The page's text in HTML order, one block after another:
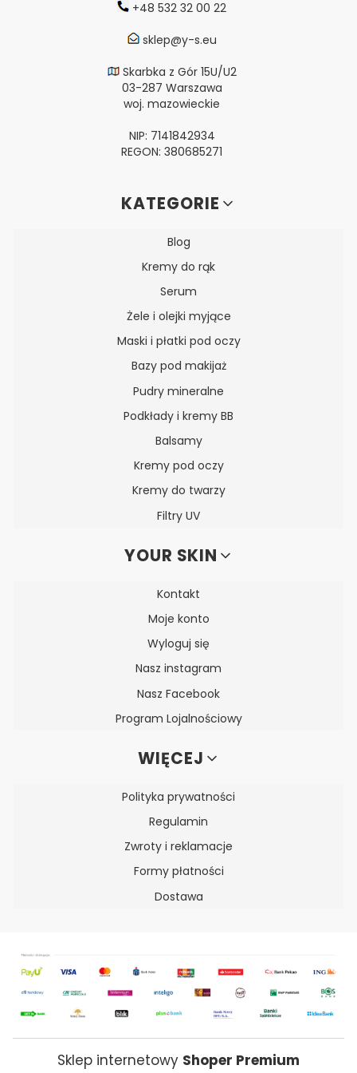
+48 532 32 00 22
sklep@y-s.eu
Skarbka z Gór 15U/U2
03-287 Warszawa
woj. mazowieckie
NIP: 7141842934
REGON: 380685271
Linki w stopceKATEGORIE
Blog
Kremy do rąk
Serum
Żele i olejki myjące
Maski i płatki pod oczy
Bazy pod makijaż
Pudry mineralne
Podkłady i kremy BB
Balsamy
Kremy pod oczy
Kremy do twarzy
Filtry UV
YOUR SKIN
Kontakt
Moje konto
Wyloguj się
Nasz instagram
Nasz Facebook
Program Lojalnościowy
WIĘCEJ
Polityka prywatności
Regulamin
Zwroty i reklamacje
Formy płatności
Dostawa
Sklep internetowy Shoper Premium